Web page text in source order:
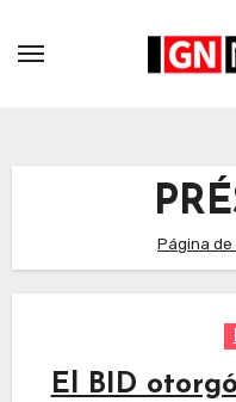
Página de
El BID